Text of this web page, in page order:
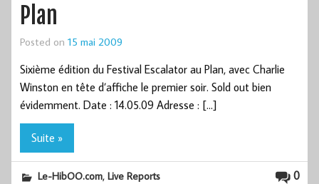
Plan
Posted on 15 mai 2009
Sixième édition du Festival Escalator au Plan, avec Charlie
Winston en tête d’affiche le premier soir. Sold out bien
évidemment. Date : 14.05.09 Adresse : […]
Suite »
0
Le-HibOO.com,Live Reports